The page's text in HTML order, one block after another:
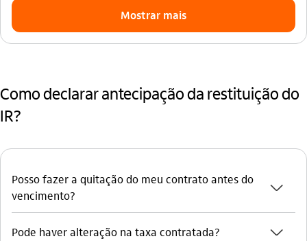
Mostrar mais
Como declarar antecipação da restituição do
IR?
Posso fazer a quitação do meu contrato antes do
vencimento?
seta_baixo
Pode haver alteração na taxa contratada? seta_baixo